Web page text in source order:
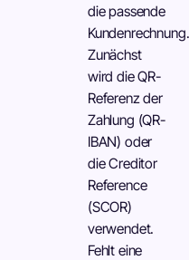
die passende
Kundenrechnung.
Zunächst
wird die QR-
Referenz der
Zahlung (QR-
IBAN) oder
die Creditor
Reference
(SCOR)
verwendet.
Fehlt eine